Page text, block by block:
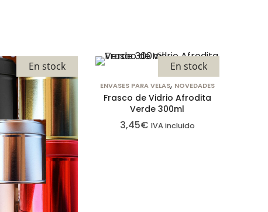
En stock En stock
ENVASES PARA VELAS, NOVEDADES
Frasco de Vidrio Afrodita
Verde 300ml
3,45€ IVA incluido